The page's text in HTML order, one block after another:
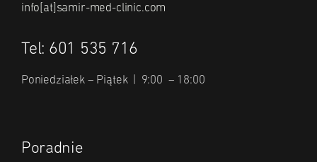
info[at]samir-med-clinic.com
Tel: 601 535 716
Poniedziałek – Piątek | 9:00 – 18:00
Poradnie